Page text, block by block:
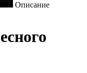
Описание